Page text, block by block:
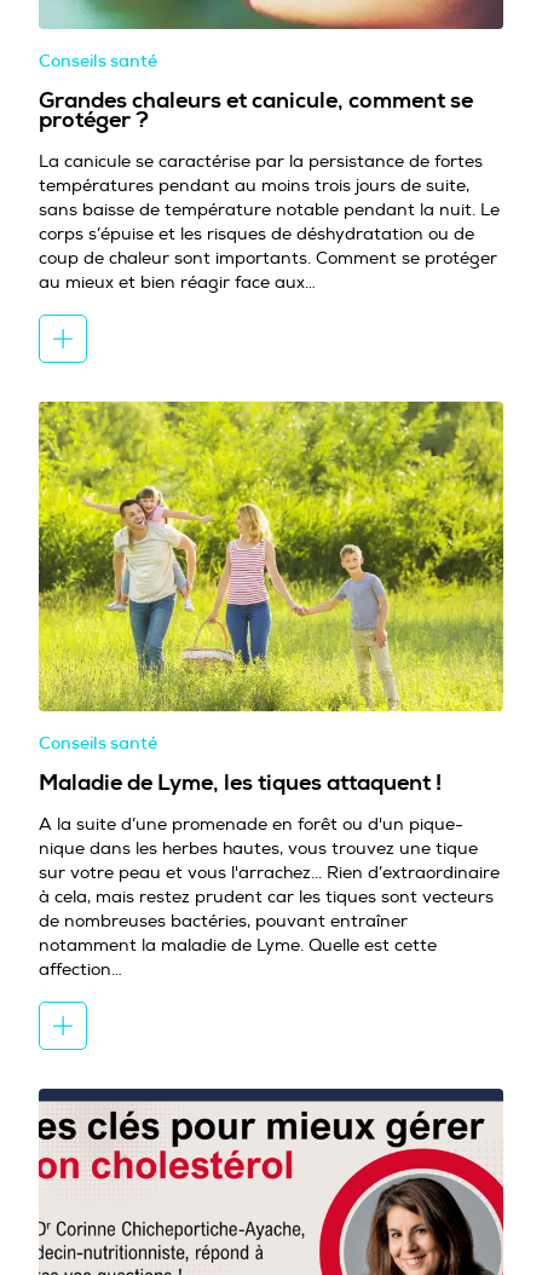
Conseils santé
Grandes chaleurs et canicule, comment se
protéger ?
La canicule se caractérise par la persistance de fortes
températures pendant au moins trois jours de suite,
sans baisse de température notable pendant la nuit. Le
corps s’épuise et les risques de déshydratation ou de
coup de chaleur sont importants. Comment se protéger
au mieux et bien réagir face aux…
Conseils santé
Maladie de Lyme, les tiques attaquent !
A la suite d’une promenade en forêt ou d'un pique-
nique dans les herbes hautes, vous trouvez une tique
sur votre peau et vous l'arrachez... Rien d’extraordinaire
à cela, mais restez prudent car les tiques sont vecteurs
de nombreuses bactéries, pouvant entraîner
notamment la maladie de Lyme. Quelle est cette
affection…